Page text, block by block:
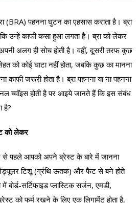
(BRA) पहनना घुटन का एहसास कराता है। ब्रा
उन्हें काफी कसा हुआ लगता है। ब्रा को लेकर
अलग ही सोच होती है। वहीं, दूसरी तरफ कुछ
को कोई घाटा नहीं होता, जबकि कुछ का मानना
काफी जरूरी होता है। ब्रा पहनना या ना पहनना
च्वॉइस होती है पर आइये जानते हैं कि इस संबंध
है?
को लेकर
से पहले आपको अपने ब्रेस्ट के बारे में जानना
टिशू (ग्रंथि ऊतक) और फैट से बने होते
बोर्ड-सर्टिफाइड प्लास्टिक सर्जन, एमडी,
को फर्म रखने के लिए एक लिगामेंट होता है,